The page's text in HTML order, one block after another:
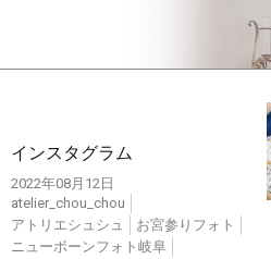
インスタグラム
2022年08月12日
atelier_chou_chou
アトリエシュシュ
お宮参りフォト
ニューボーンフォト岐阜